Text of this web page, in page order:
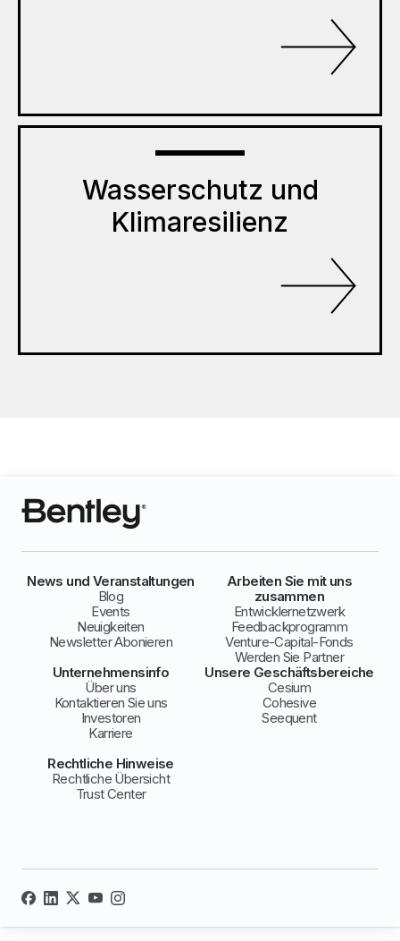
Wasserschutz und
Klimaresilienz
News und Veranstaltungen
Blog
Events
Neuigkeiten
Newsletter Abonieren
Arbeiten Sie mit uns
zusammen
Entwicklernetzwerk
Feedbackprogramm
Venture-Capital-Fonds
Werden Sie Partner
Unternehmensinfo
Über uns
Kontaktieren Sie uns
Investoren
Karriere
Unsere Geschäftsbereiche
Cesium
Cohesive
Seequent
Rechtliche Hinweise
Rechtliche Übersicht
Trust Center